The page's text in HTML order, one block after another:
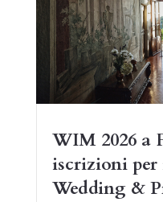
WIM 2026 a
iscrizioni per
Wedding &